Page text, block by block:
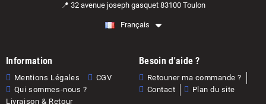
📍 32 avenue joseph gasquet 83100 Toulon
Français
Information
Mentions Légales
CGV
Qui sommes-nous ?
Livraison & Retour
Besoin d'aide ?
Retouner ma commande ?
Contact
Plan du site